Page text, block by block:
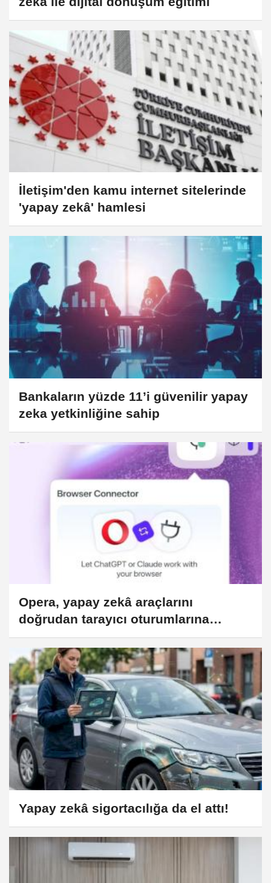
İletişim'den kamu internet sitelerinde
'yapay zekâ' hamlesi
Bankaların yüzde 11’i güvenilir yapay
zeka yetkinliğine sahip
Opera, yapay zekâ araçlarını
doğrudan tarayıcı oturumlarına
bağlıyor
Yapay zekâ sigortacılığa da el attı!